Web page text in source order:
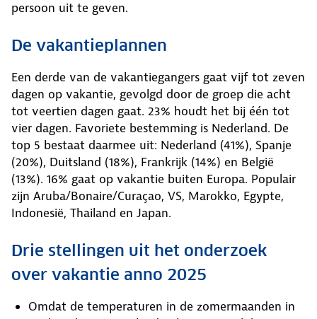
persoon uit te geven.
De vakantieplannen
Een derde van de vakantiegangers gaat vijf tot zeven
dagen op vakantie, gevolgd door de groep die acht
tot veertien dagen gaat. 23% houdt het bij één tot
vier dagen. Favoriete bestemming is Nederland. De
top 5 bestaat daarmee uit: Nederland (41%), Spanje
(20%), Duitsland (18%), Frankrijk (14%) en België
(13%). 16% gaat op vakantie buiten Europa. Populair
zijn Aruba/Bonaire/Curaçao, VS, Marokko, Egypte,
Indonesië, Thailand en Japan.
Drie stellingen uit het onderzoek
over vakantie anno 2025
Omdat de temperaturen in de zomermaanden in